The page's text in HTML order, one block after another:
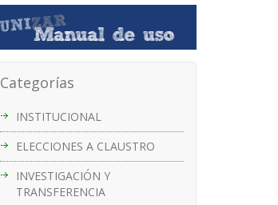
Categorías
INSTITUCIONAL
ELECCIONES A CLAUSTRO
INVESTIGACIÓN Y
TRANSFERENCIA